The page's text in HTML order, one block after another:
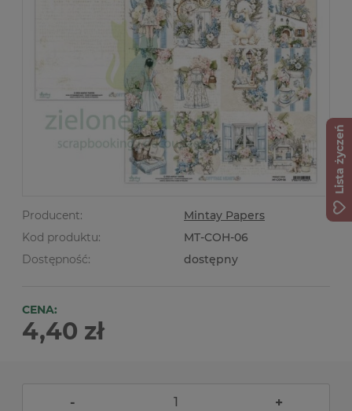
Producent:
Mintay Papers
Kod produktu:
MT-COH-06
Dostępność:
dostępny
CENA:
4,40 zł
- +
Lista życzeń